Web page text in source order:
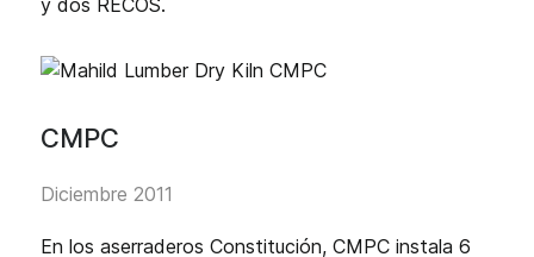
CMPC
Diciembre 2011
En los aserraderos Constitución, CMPC instala 6